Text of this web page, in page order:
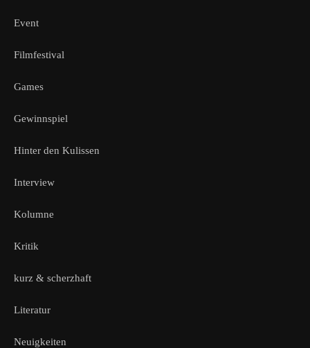
Event
Filmfestival
Games
Gewinnspiel
Hinter den Kulissen
Interview
Kolumne
Kritik
kurz & scherzhaft
Literatur
Neuigkeiten